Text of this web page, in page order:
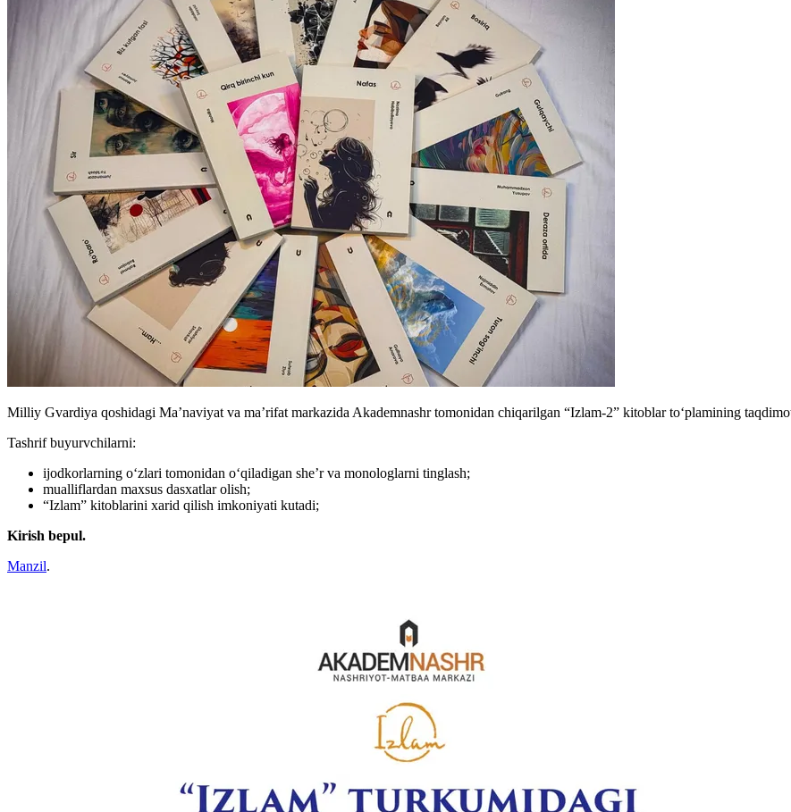
Milliy Gvardiya qoshidagi Ma’naviyat va ma’rifat markazida Akademnashr tomonidan chiqarilgan “Izlam-2” kitoblar toʻplamining
Tashrif buyurvchilarni:
ijodkorlarning o‘zlari tomonidan o‘qiladigan she’r va monologlarni tinglash;
mualliflardan maxsus dasxatlar olish;
“Izlam” kitoblarini xarid qilish imkoniyati kutadi;
Kirish bepul.
Manzil.